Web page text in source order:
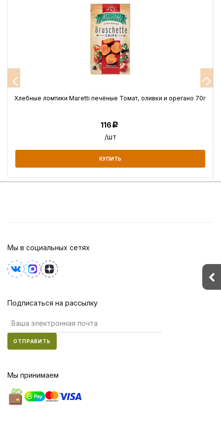
Хлебные ломтики Maretti печёные Томат, оливки и орегано 70г
116Р
/шт
КУПИТЬ
Мы в социальных сетях
Подписаться на рассылку
ОТПРАВИТЬ
Мы принимаем